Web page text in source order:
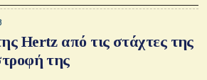
Hertz από τις στάχτες της
της